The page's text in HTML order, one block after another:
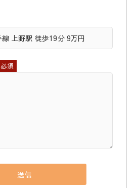
必須